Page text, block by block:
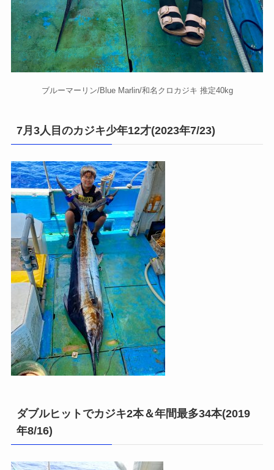
ブルーマーリン/Blue Marlin/和名クロカジキ 推定40kg
7月3人目のカジキ少年12才(2023年7/23)
ダブルヒットでカジキ2本＆年間最多34本(2019
年8/16)